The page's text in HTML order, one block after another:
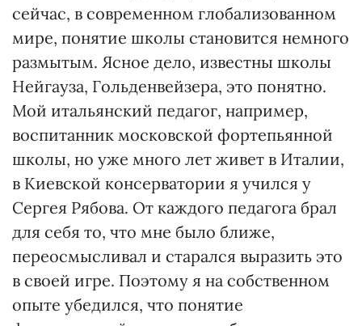
сейчас, в современном глобализованном
мире, понятие школы становится немного
размытым. Ясное дело, известны школы
Нейгауза, Гольденвейзера, это понятно.
Мой итальянский педагог, например,
воспитанник московской фортепьянной
школы, но уже много лет живет в Италии,
в Киевской консерватории я учился у
Сергея Рябова. От каждого педагога брал
для себя то, что мне было ближе,
переосмысливал и старался выразить это
в своей игре. Поэтому я на собственном
опыте убедился, что понятие